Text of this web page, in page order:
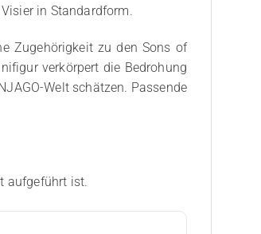
in Standardform.
Zugehörigkeit zu den Sons of
verkörpert die Bedrohung
Welt schätzen. Passende
aufgeführt ist.